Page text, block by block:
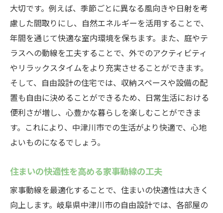
家事効率を重視したデザインの特徴
自由設計で実現する家族の絆を深める住ま
い
中津川市の豊かな自然と共に家事動線を考慮し
た住宅計画
自然と調和する家事動線の重要性
自然環境を生かした住宅設計の実例
家事動線がもたらす持続可能な生活
地元の特性を活用した住宅設計の特徴
自然素材を用いた快適な住まいの提案
自分らしいライフスタイルを叶える家事動線と
自由設計の家
大切です。例えば、季節ごとに異なる風向きや日射を考
慮した間取りにし、自然エネルギーを活用することで、
年間を通じて快適な室内環境を保ちます。また、庭やテ
ラスへの動線を工夫することで、外でのアクティビティ
やリラックスタイムをより充実させることができます。
そして、自由設計の住宅では、収納スペースや設備の配
置も自由に決めることができるため、日常生活における
便利さが増し、心豊かな暮らしを楽しむことができま
す。これにより、中津川市での生活がより快適で、心地
よいものになるでしょう。
住まいの快適性を高める家事動線の工夫
家事動線を最適化することで、住まいの快適性は大きく
向上します。岐阜県中津川市の自由設計では、各部屋の